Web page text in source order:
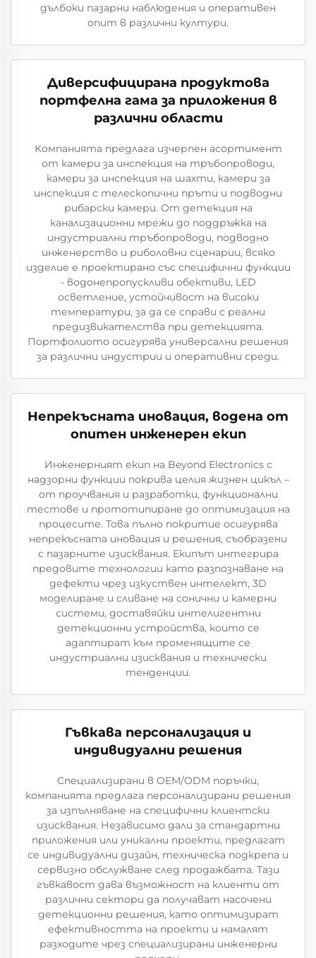
дълбоки пазарни наблюдения и оперативен
опит в различни култури.
Диверсифицирана продуктовa
портфелна гама за приложения в
различни области
Компанията предлага изчерпен асортимент
от камери за инспекция на тръбопроводи,
камери за инспекция на шахти, камери за
инспекция с телескопични пръти и подводни
рибарски камери. От детекция на
канализационни мрежи до поддръжка на
индустриални тръбопроводи, подводно
инженерство и риболовни сценарии, всяко
изделие е проектирано със специфични функции
- водонепропускливи обективи, LED
осветление, устойчивост на високи
температури, за да се справи с реални
предизвикателства при детекцията.
Портфолиото осигурява универсални решения
за различни индустрии и оперативни среди.
Непрекъсната иновация, водена от
опитен инженерен екип
Инженерният екип на Beyond Electronics с
надзорни функции покрива целия жизнен цикъл –
от проучвания и разработки, функционални
тестове и прототипиране до оптимизация на
процесите. Това пълно покритие осигурява
непрекъсната иновация и решения, съобразени
с пазарните изисквания. Екипът интегрира
предовите технологии като разпознаване на
дефекти чрез изкуствен интелект, 3D
моделиране и сливане на сонични и камерни
системи, доставяйки интелигентни
детекционни устройства, които се
адаптират към променящите се
индустриални изисквания и технически
тенденции.
Гъвкава персонализация и
индивидуални решения
Специализирани в OEM/ODM поръчки,
компанията предлага персонализирани решения
за изпълняване на специфични клиентски
изисквания. Независимо дали за стандартни
приложения или уникални проекти, предлагат
се индивидуални дизайн, техническа подкрепа и
сервизно обслужване след продажбата. Тази
гъвкавост дава възможност на клиенти от
различни сектори да получават насочени
детекционни решения, като оптимизират
ефективността на проекти и намалят
разходите чрез специализирани инженерни